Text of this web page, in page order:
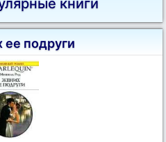
книги
подруги